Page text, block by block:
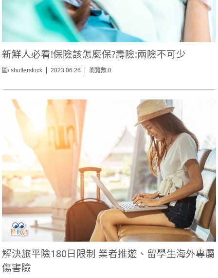
新鮮人必看!保險該怎麼保?壽險:兩險不可少
圖/ shutterstock 2023.06.26 瀏覽數:0
解決旅平險180日限制 業者推遊、留學生海外專屬
傷害險